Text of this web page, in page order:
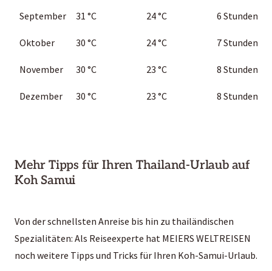
September 31 °C 24°C 6 Stunden
Oktober 30 °C 24°C 7 Stunden
November 30 °C 23 °C 8 Stunden
Dezember 30 °C 23 °C 8 Stunden
Mehr Tipps für Ihren Thailand-Urlaub auf
Koh Samui
Von der schnellsten Anreise bis hin zu thailändischen
Spezialitäten: Als Reiseexperte hat MEIERS WELTREISEN
noch weitere Tipps und Tricks für Ihren Koh-Samui-Urlaub.